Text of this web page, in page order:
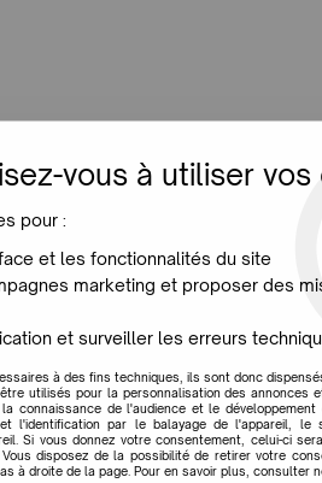
JARDIN MAISON
695,00 €
Réf. :PFRL00209
vous à utiliser vos
pour :
et les fonctionnalités du site
marketing et proposer des
et surveiller les erreurs
à des fins techniques, ils sont donc
utilisés pour la personnalisation des annonces
connaissance de l'audience et le
l'identification par le balayage de l'appareil,
Si vous donnez votre consentement, celui-ci
Vous disposez de la possibilité de retirer votre
à droite de la page. Pour en savoir plus, consulter